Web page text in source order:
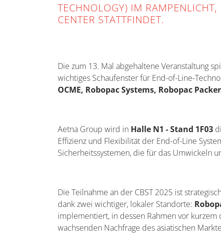
TECHNOLOGY) IM
CENTER STATTFINDET.
Die zum 13. Mal abgehaltene Veranstaltung
wichtiges Schaufenster für End-of-Line-
OCME, Robopac Systems, Robopac
Aetna Group wird in Halle N1 - Stand 1F03
Effizienz und Flexibilität der End-of-Line
Sicherheitssystemen, die für das Umwickeln
Die Teilnahme an der CBST 2025 ist
dank zwei wichtiger, lokaler Standorte:
implementiert, in dessen Rahmen vor
wachsenden Nachfrage des asiatischen